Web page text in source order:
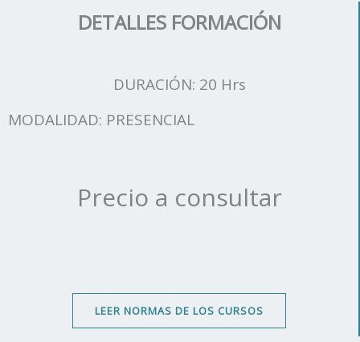
DETALLES FORMACIÓN
DURACIÓN: 20 Hrs
MODALIDAD: PRESENCIAL
Precio a consultar
LEER NORMAS DE LOS CURSOS